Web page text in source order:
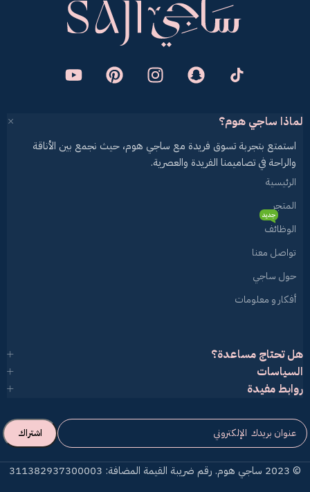
لماذا ساجي هوم؟
استمتع بتجربة تسوق فريدة مع ساجي هوم، حيث نجمع بين الأناقة
والراحة في تصاميمنا الفريدة والعصرية.
الرئيسية
المتجر
الوظائف
جديد
تواصل معنا
حول ساجي
أفكار و معلومات
هل تحتاج مساعدة؟
السياسات
روابط مفيدة
© 2023 ساجي هوم. رقم ضريبة القيمة المضافة: 311382937300003